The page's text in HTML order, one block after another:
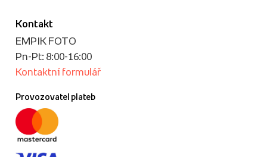
Kontakt
EMPIK FOTO
Pn-Pt: 8:00-16:00
Kontaktní formulář
Provozovatel plateb